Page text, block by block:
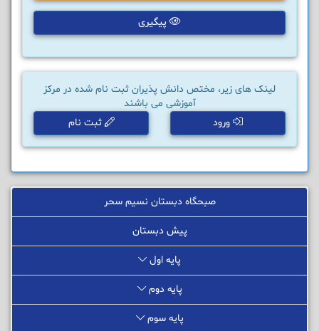
پیگیری
لینک های زیر، مختص دانش پذیران ثبت نام شده در مرکز
آموزشی می باشند
ورود
ثبت نام
صبحگاه دبستان نسیم سحر
پیش دبستان
پایه اول
پایه دوم
پایه سوم